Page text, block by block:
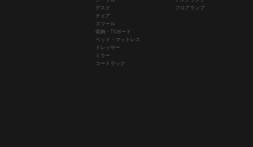
デスク
チェア
スツール
収納・TVボード
ベッド・マットレス
ドレッサー
ミラー
コートラック
フロアランプ